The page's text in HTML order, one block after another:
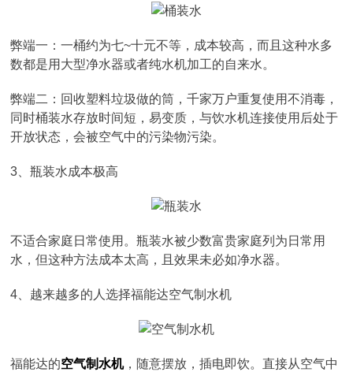
弊端一：一桶约为七~十元不等，成本较高，而且这种水多
数都是用大型净水器或者纯水机加工的自来水。
弊端二：回收塑料垃圾做的筒，千家万户重复使用不消毒，
同时桶装水存放时间短，易变质，与饮水机连接使用后处于
开放状态，会被空气中的污染物污染。
3、瓶装水成本极高
不适合家庭日常使用。瓶装水被少数富贵家庭列为日常用
水，但这种方法成本太高，且效果未必如净水器。
4、越来越多的人选择福能达空气制水机
福能达的空气制水机，随意摆放，插电即饮。直接从空气中